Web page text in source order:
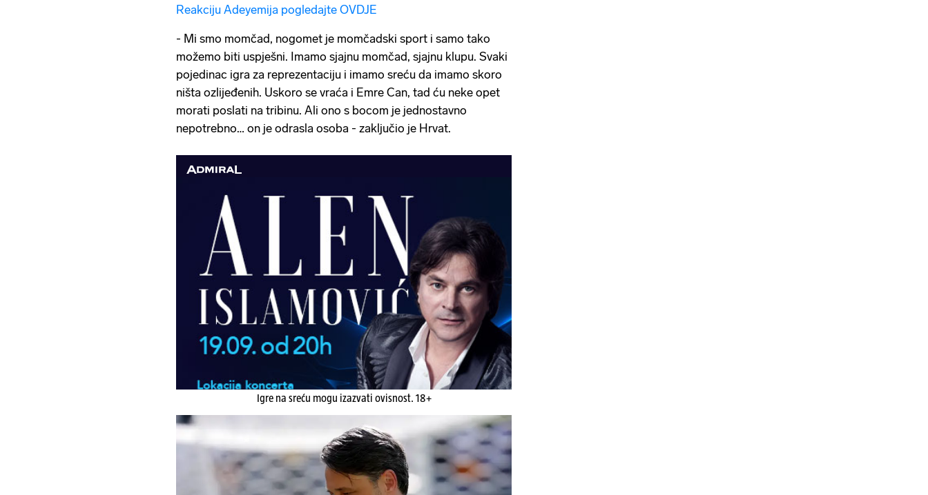
Reakciju Adeyemija pogledajte OVDJE
- Mi smo momčad, nogomet je momčadski sport i samo tako
možemo biti uspješni. Imamo sjajnu momčad, sjajnu klupu. Svaki
pojedinac igra za reprezentaciju i imamo sreću da imamo skoro
ništa ozlijeđenih. Uskoro se vraća i Emre Can, tad ću neke opet
morati poslati na tribinu. Ali ono s bocom je jednostavno
nepotrebno… on je odrasla osoba - zaključio je Hrvat.
Igre na sreću mogu izazvati ovisnost. 18+